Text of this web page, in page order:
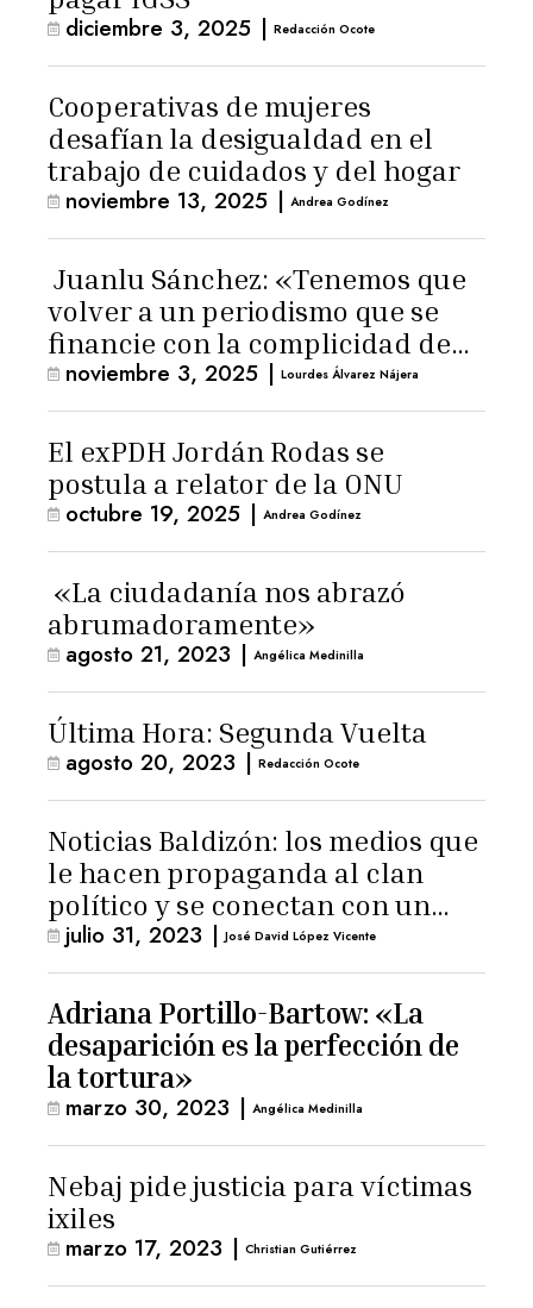
diciembre 3, 2025 | Redacción Ocote
Cooperativas de mujeres
desafían la desigualdad en el
trabajo de cuidados y del hogar
noviembre 13, 2025 | Andrea Godínez
Juanlu Sánchez: «Tenemos que
volver a un periodismo que se
financie con la complicidad de
los lectores»
noviembre 3, 2025 | Lourdes Álvarez Nájera
El exPDH Jordán Rodas se
postula a relator de la ONU
octubre 19, 2025 | Andrea Godínez
«La ciudadanía nos abrazó
abrumadoramente»
agosto 21, 2023 | Angélica Medinilla
Última Hora: Segunda Vuelta
agosto 20, 2023 | Redacción Ocote
Noticias Baldizón: los medios que
le hacen propaganda al clan
político y se conectan con un
hombre de confianza de
Giammattei
julio 31, 2023 | José David López Vicente
Adriana Portillo-Bartow: «La
desaparición es la perfección de
la tortura»
marzo 30, 2023 | Angélica Medinilla
Nebaj pide justicia para víctimas
ixiles
marzo 17, 2023 | Christian Gutiérrez